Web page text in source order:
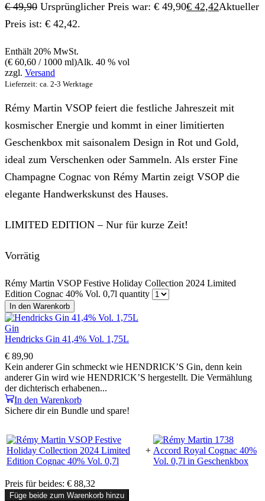
€49,90 Ursprünglicher Preis war: € 49,90€ 42,42Aktueller
Preis ist: € 42,42.
Enthält 20% MwSt.
(€ 60,60 / 1000 ml)Alk. 40 % vol
zzgl. Versand
Lieferzeit: ca. 2-3 Werktage
Rémy Martin VSOP feiert die festliche Jahreszeit mit
kosmischer Energie und kommt in einer limitierten
Geschenkbox mit saisonalem Design in Rot und Gold,
ideal zum Verschenken oder Sammeln. Als erster Fine
Champagne Cognac von Rémy Martin zeigt VSOP die
elegante Handwerkskunst des Hauses.
LIMITED EDITION – Nur für kurze Zeit!
Vorrätig
Rémy Martin VSOP Festive Holiday Collection 2024 Limited
Edition Cognac 40% Vol. 0,7l quantity
In den Warenkorb
Gin
Hendricks Gin 41,4% Vol. 1,75L
€ 89,90
Kein anderer Gin schmeckt wie HENDRICK’S Gin, denn kein
anderer Gin wird wie HENDRICK’S hergestellt. Die Vermählung
der dichterisch erhabenen...
In den Warenkorb
Sichere dir ein Bundle und spare!
+
Preis für beides: € 88,32
Füge beide zum Warenkorb hinzu